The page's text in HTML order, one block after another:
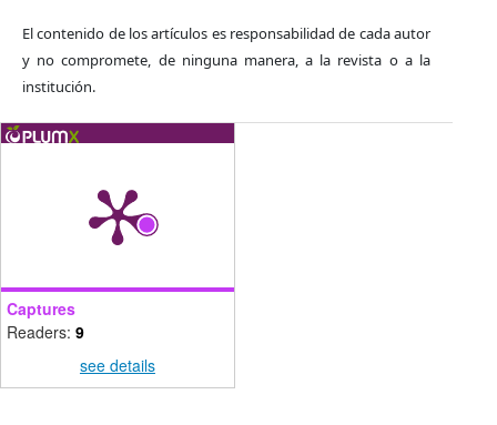
El contenido de los artículos es responsabilidad de cada autor
y no compromete, de ninguna manera, a la revista o a la
institución.
Captures
Readers: 9
see details